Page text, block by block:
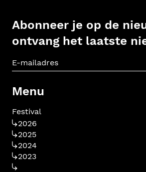
Abonneer je op de
ontvang het laatste
Menu
Festival
2026
2025
2024
2023